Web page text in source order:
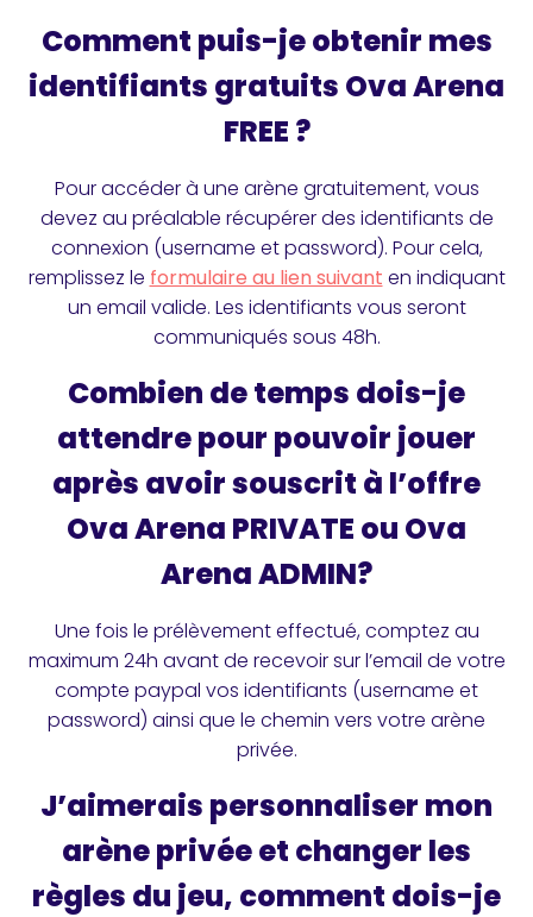
Comment puis-je obtenir mes
identifiants gratuits Ova Arena
FREE ?
Pour accéder à une arène gratuitement, vous
devez au préalable récupérer des identifiants de
connexion (username et password). Pour cela,
remplissez le formulaire au lien suivant en indiquant
un email valide. Les identifiants vous seront
communiqués sous 48h.
Combien de temps dois-je
attendre pour pouvoir jouer
après avoir souscrit à l’offre
Ova Arena PRIVATE ou Ova
Arena ADMIN?
Une fois le prélèvement effectué, comptez au
maximum 24h avant de recevoir sur l’email de votre
compte paypal vos identifiants (username et
password) ainsi que le chemin vers votre arène
privée.
J’aimerais personnaliser mon
arène privée et changer les
règles du jeu, comment dois-je